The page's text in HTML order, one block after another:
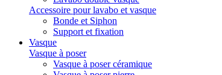
Accessoire pour lavabo et vasque
Bonde et Siphon
Support et fixation
Vasque
Vasque à poser
Vasque à poser céramique